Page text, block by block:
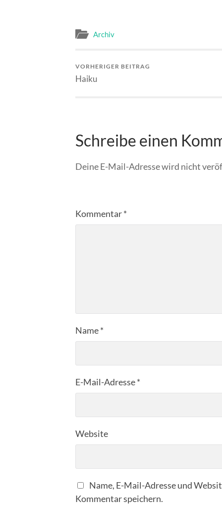
Archiv
VORHERIGER BEITRAG
Haiku
Schreibe einen
Deine E-Mail-Adresse wird nicht
Kommentar*
Name*
E-Mail-Adresse*
Website
Name, E-Mail-Adresse und
Kommentar speichern.